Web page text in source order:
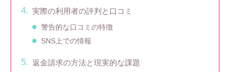
実際の利用者の評判と口コミ
警告的な口コミの特徴
SNS上での情報
返金請求の方法と現実的な課題